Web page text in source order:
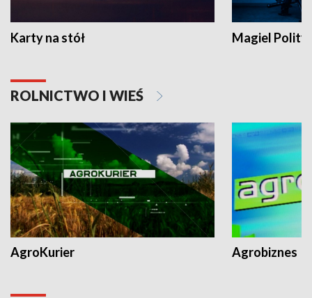
Karty na stół Magiel
ROLNICTWO I WIEŚ
AgroKurier Agrobiznes